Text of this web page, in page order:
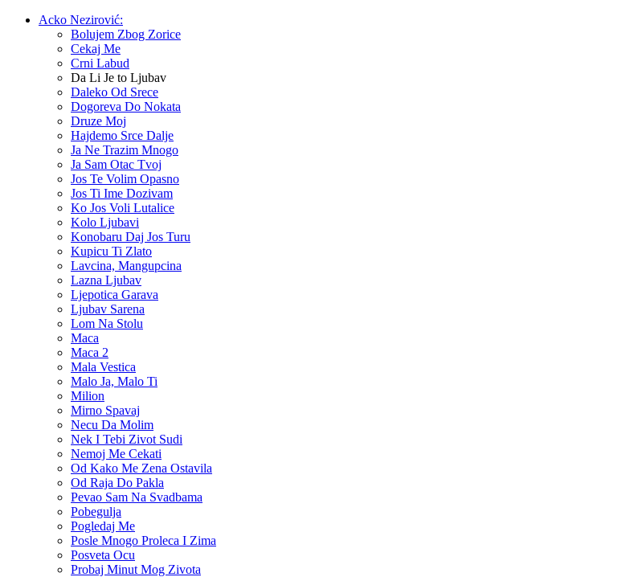
Acko Nezirović:
Bolujem Zbog Zorice
Cekaj Me
Crni Labud
Da Li Je to Ljubav
Daleko Od Srece
Dogoreva Do Nokata
Druze Moj
Hajdemo Srce Dalje
Ja Ne Trazim Mnogo
Ja Sam Otac Tvoj
Jos Te Volim Opasno
Jos Ti Ime Dozivam
Ko Jos Voli Lutalice
Kolo Ljubavi
Konobaru Daj Jos Turu
Kupicu Ti Zlato
Lavcina, Mangupcina
Lazna Ljubav
Ljepotica Garava
Ljubav Sarena
Lom Na Stolu
Maca
Maca 2
Mala Vestica
Malo Ja, Malo Ti
Milion
Mirno Spavaj
Necu Da Molim
Nek I Tebi Zivot Sudi
Nemoj Me Cekati
Od Kako Me Zena Ostavila
Od Raja Do Pakla
Pevao Sam Na Svadbama
Pobegulja
Pogledaj Me
Posle Mnogo Proleca I Zima
Posveta Ocu
Probaj Minut Mog Zivota